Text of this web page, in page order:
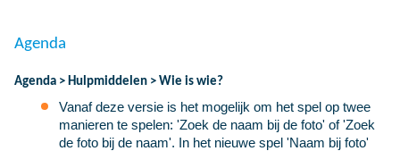
Agenda
Agenda > Hulpmiddelen > Wie is wie?
Vanaf deze versie is het mogelijk om het spel op twee
manieren te spelen: 'Zoek de naam bij de foto' of 'Zoek
de foto bij de naam'. In het nieuwe spel 'Naam bij foto'